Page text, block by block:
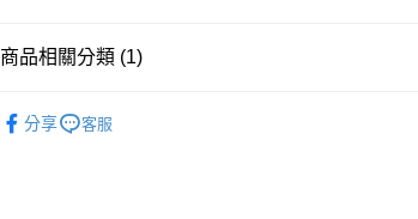
商品相關分類 (1)
分享
客服